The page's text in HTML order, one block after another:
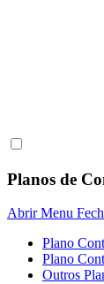
Planos de
Abrir Menu
Plano
Plano
Outros